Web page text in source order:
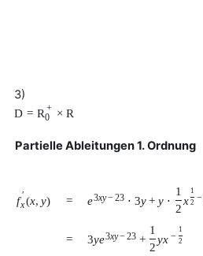
3)
D = R +
0
× R
Partielle Ableitungen 1. Ordnung
f ′
x(x, y) = e3xy−23 ⋅ 3y + y ⋅
1
2
x
1
2 −
= 3ye3xy−23 +
1
2
yx −
1
2